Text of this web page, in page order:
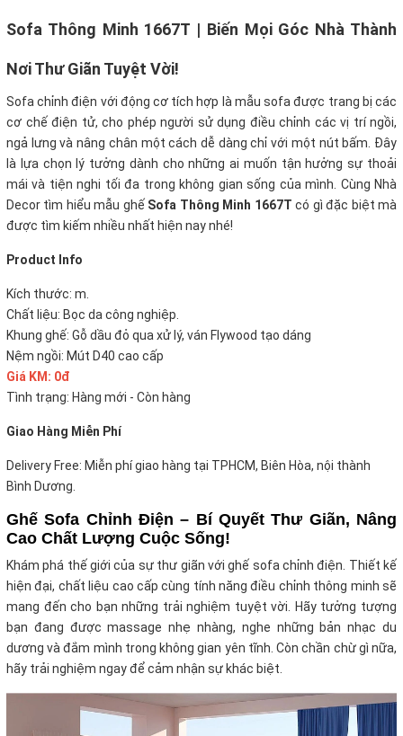
Sofa Thông Minh 1667T | Biến Mọi Góc Nhà Thành
Nơi Thư Giãn Tuyệt Vời!
Sofa chỉnh điện với động cơ tích hợp là mẫu sofa được trang bị các
cơ chế điện tử, cho phép người sử dụng điều chỉnh các vị trí ngồi,
ngả lưng và nâng chân một cách dễ dàng chỉ với một nút bấm. Đây
là lựa chọn lý tưởng dành cho những ai muốn tận hưởng sự thoải
mái và tiện nghi tối đa trong không gian sống của mình. Cùng Nhà
Decor tìm hiểu mẫu ghế Sofa Thông Minh 1667T có gì đặc biệt mà
được tìm kiếm nhiều nhất hiện nay nhé!
Product Info
Kích thước: m.
Chất liệu: Bọc da công nghiệp.
Khung ghế: Gỗ dầu đỏ qua xử lý, ván Flywood tạo dáng
Nệm ngồi: Mút D40 cao cấp
Giá KM: 0đ
Tình trạng: Hàng mới - Còn hàng
Giao Hàng Miễn Phí
Delivery Free: Miễn phí giao hàng tại TPHCM, Biên Hòa, nội thành
Bình Dương.
Ghế Sofa Chỉnh Điện – Bí Quyết Thư Giãn, Nâng
Cao Chất Lượng Cuộc Sống!
Khám phá thế giới của sự thư giãn với ghế sofa chỉnh điện. Thiết kế
hiện đại, chất liệu cao cấp cùng tính năng điều chỉnh thông minh sẽ
mang đến cho bạn những trải nghiệm tuyệt vời. Hãy tưởng tượng
bạn đang được massage nhẹ nhàng, nghe những bản nhạc du
dương và đắm mình trong không gian yên tĩnh. Còn chần chừ gì nữa,
hãy trải nghiệm ngay để cảm nhận sự khác biệt.